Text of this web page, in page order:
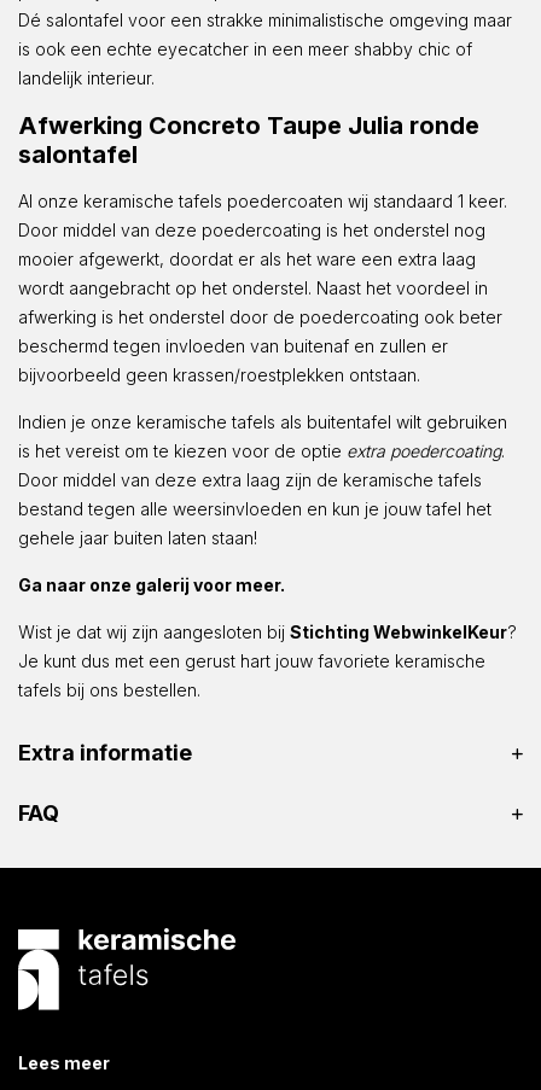
Dé salontafel voor een strakke minimalistische omgeving maar
is ook een echte eyecatcher in een meer shabby chic of
landelijk interieur.
Afwerking Concreto Taupe Julia ronde
salontafel
Al onze keramische tafels poedercoaten wij standaard 1 keer.
Door middel van deze poedercoating is het onderstel nog
mooier afgewerkt, doordat er als het ware een extra laag
wordt aangebracht op het onderstel. Naast het voordeel in
afwerking is het onderstel door de poedercoating ook beter
beschermd tegen invloeden van buitenaf en zullen er
bijvoorbeeld geen krassen/roestplekken ontstaan.
Indien je onze keramische tafels als buitentafel wilt gebruiken
is het vereist om te kiezen voor de optie extra poedercoating.
Door middel van deze extra laag zijn de keramische tafels
bestand tegen alle weersinvloeden en kun je jouw tafel het
gehele jaar buiten laten staan!
Ga naar onze galerij voor meer.
Wist je dat wij zijn aangesloten bij Stichting WebwinkelKeur?
Je kunt dus met een gerust hart jouw favoriete keramische
tafels bij ons bestellen.
Extra informatie
FAQ
Lees meer